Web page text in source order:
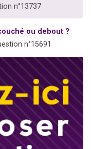
n°13737
ou debout ?
n°15691